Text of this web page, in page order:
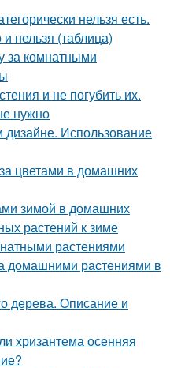
нельзя есть.
нельзя (таблица)
за комнатными
и не погубить их.
нужно
Использование
цветами в домашних
зимой в домашних
растений к зиме
растениями
домашними растениями в
дерева. Описание и
хризантема осенняя